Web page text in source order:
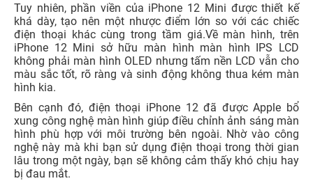
Tuy nhiên, phần viền của iPhone 12 Mini được thiết kế
khá dày, tạo nên một nhược điểm lớn so với các chiếc
điện thoại khác cùng trong tầm giá.Về màn hình, trên
iPhone 12 Mini sở hữu màn hình màn hình IPS LCD
không phải màn hình OLED nhưng tấm nền LCD vẫn cho
màu sắc tốt, rõ ràng và sinh động không thua kém màn
hình kia.
Bên cạnh đó, điện thoại iPhone 12 đã được Apple bổ
xung công nghệ màn hình giúp điều chỉnh ảnh sáng màn
hình phù hợp với môi trường bên ngoài. Nhờ vào công
nghệ này mà khi bạn sử dụng điện thoại trong thời gian
lâu trong một ngày, bạn sẽ không cảm thấy khó chịu hay
bị đau mắt.